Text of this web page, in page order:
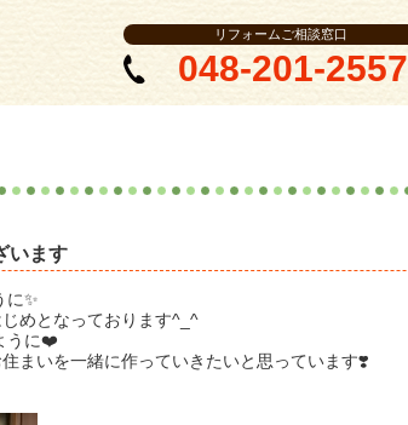
リフォームご相談窓口
048-201-2557
います
に✨
めとなっております^_^
うに❤️
まいを一緒に作っていきたいと思っています❣️